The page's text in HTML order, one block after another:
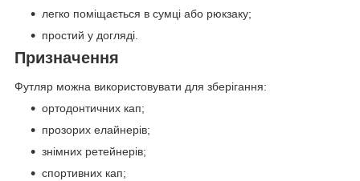
легко поміщається в сумці або рюкзаку;
простий у догляді.
Призначення
Футляр можна використовувати для зберігання:
ортодонтичних кап;
прозорих елайнерів;
знімних ретейнерів;
спортивних кап;